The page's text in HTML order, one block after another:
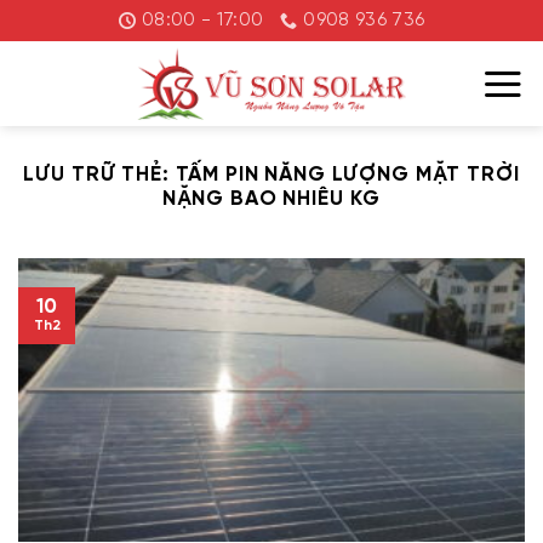
đến
08:00 - 17:00 0908 936 736
LƯU TRỮ THẺ: TẤM PIN NĂNG LƯỢNG MẶT TRỜI
NẶNG BAO NHIÊU KG
10
Th2